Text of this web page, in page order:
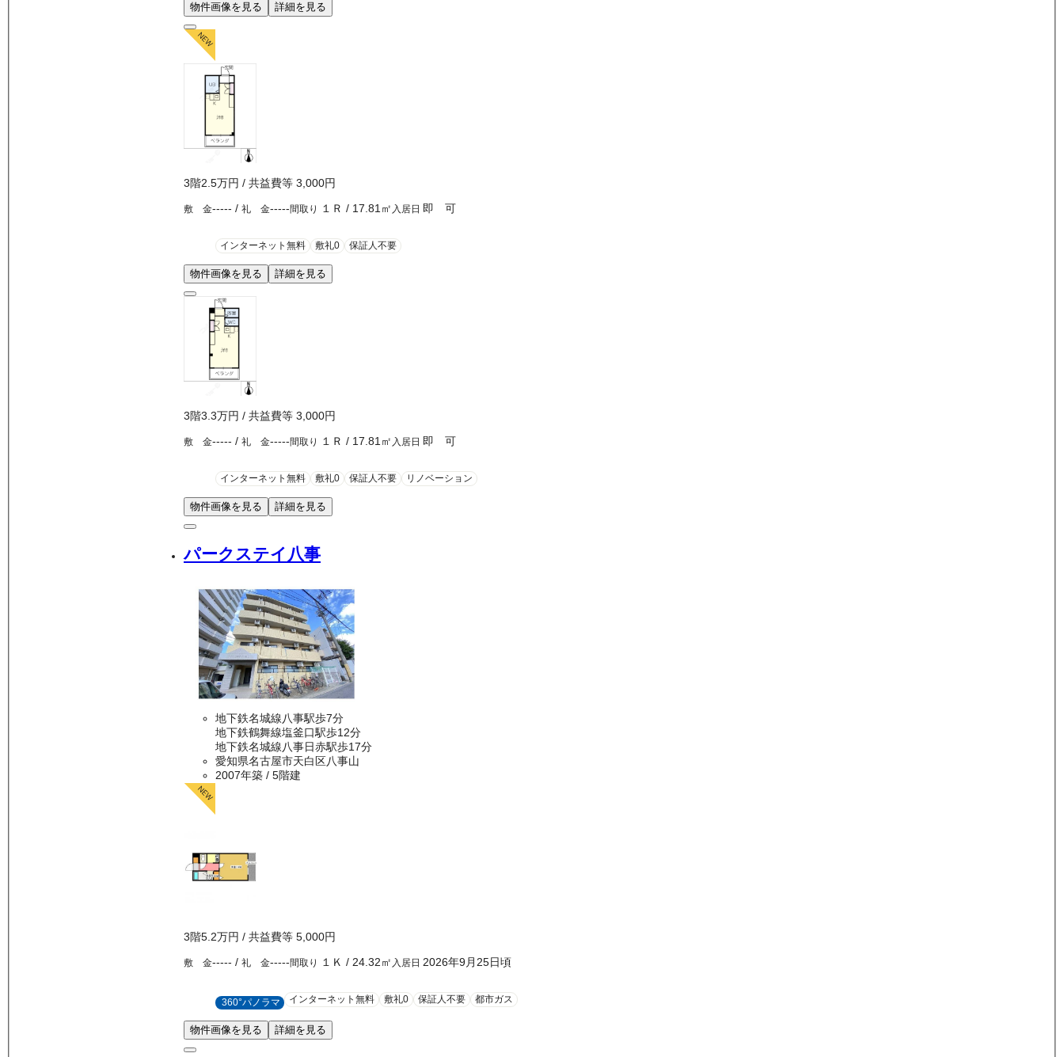
物件画像を見る 詳細を見る
3階2.5万円 / 共益費等 3,000円
敷 金----- / 礼 金-----間取り １Ｒ / 17.81㎡ 入居日 即 可
インターネット無料 敷礼0 保証人不要
物件画像を見る 詳細を見る
3階3.3万円 / 共益費等 3,000円
敷 金----- / 礼 金-----間取り １Ｒ / 17.81㎡ 入居日 即 可
インターネット無料 敷礼0 保証人不要 リノベーション
物件画像を見る 詳細を見る
パークステイ八事
地下鉄名城線八事駅歩7分
地下鉄鶴舞線塩釜口駅歩12分
地下鉄名城線八事日赤駅歩17分
愛知県名古屋市天白区八事山
2007年築 / 5階建
3階5.2万円 / 共益費等 5,000円
敷 金----- / 礼 金-----間取り １Ｋ / 24.32㎡ 入居日 2026年9月25日頃
360°パノラマ インターネット無料 敷礼0 保証人不要 都市ガス
物件画像を見る 詳細を見る